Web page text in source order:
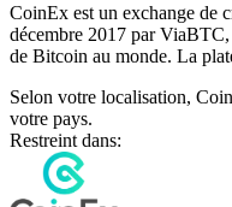
CoinEx est un exchange de
décembre 2017 par
de Bitcoin au monde. La
Selon votre localisation,
votre pays.
Restreint dans: